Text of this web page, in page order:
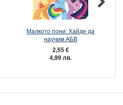
Малкото пони: Хайде да
научим АБВ
2,55 €
4,99 лв.